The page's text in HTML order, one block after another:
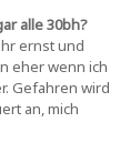
alle 30bh?
ernst und
eher wenn ich
Gefahren wird
an, mich